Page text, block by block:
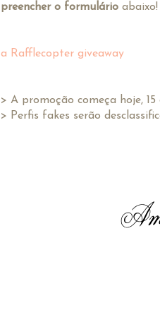
preencher o formulário abaixo!
a Rafflecopter giveaway
> A promoção começa hoje,
> Perfis fakes serão